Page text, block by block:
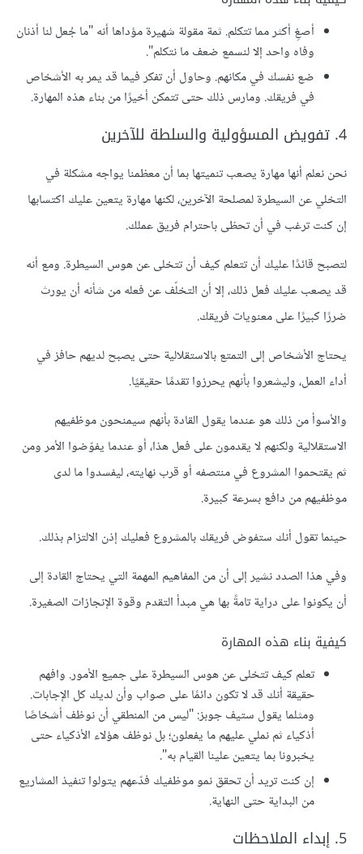
أصغِ أكثر مما تتكلم. ثمة مقولة شهيرة مؤداها أنه "ما جُعل لنا أذنان
وفاه واحد إلا لنسمع ضعف ما نتكلم".
ضع نفسك في مكانهم. وحاول أن تفكر فيما قد يمر به الأشخاص
في فريقك. ومارس ذلك حتى تتمكن أخيرًا من بناء هذه المهارة.
4. تفويض المسؤولية والسلطة للآخرين
نحن نعلم أنها مهارة يصعب تنميتها بما أن معظمنا يواجه مشكلة في
التخلي عن السيطرة لمصلحة الآخرين، لكنها مهارة يتعين عليك اكتسابها
إن كنت ترغب في أن تحظى باحترام فريق عملك.
لتصبح قائدًا عليك أن تتعلم كيف أن تتخلى عن هوس السيطرة. ومع أنه
قد يصعب عليك فعل ذلك، إلا أن التخلّف عن فعله من شأنه أن يورث
ضررًا كبيرًا على معنويات فريقك.
يحتاج الأشخاص إلى التمتع بالاستقلالية حتى يصبح لديهم حافز في
أداء العمل، وليشعروا بأنهم يحرزوا تقدمًا حقيقيًا.
والأسوأ من ذلك هو عندما يقول القادة بأنهم سيمنحون موظفيهم
الاستقلالية ولكنهم لا يقدمون على فعل هذا، أو عندما يفوّضوا الأمر ومن
ثم يقتحموا المشروع في منتصفه أو قرب نهايته، ليفسدوا ما لدى
موظفيهم من دافع بسرعة كبيرة.
حينما تقول أنك ستفوض فريقك بالمشروع فعليك إذن الالتزام بذلك.
وفي هذا الصدد نشير إلى أن من المفاهيم المهمة التي يحتاج القادة إلى
أن يكونوا على دراية تامةً بها هي مبدأ التقدم وقوة الإنجازات الصغيرة.
كيفية بناء هذه المهارة
تعلم كيف تتخلى عن هوس السيطرة على جميع الأمور. وافهم
حقيقة أنك قد لا تكون دائمًا على صواب وأن لديك كل الإجابات.
ومثلما يقول ستيف جوبز: "ليس من المنطقي أن نوظف أشخاصًا
أذكياء ثم نملي عليهم ما يفعلون؛ بل نوظف هؤلاء الأذكياء حتى
يخبرونا بما يتعين علينا القيام به".
إن كنت تريد أن تحقق نمو موظفيك فدّعهم يتولوا تنفيذ المشاريع
من البداية حتى النهاية.
5. إبداء الملاحظات